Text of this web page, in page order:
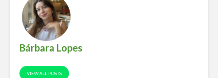
Bárbara Lopes
VIEW ALL POSTS